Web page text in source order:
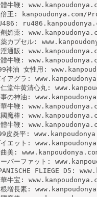
體牛鞭:
倍王: kanpoudonya.com/
劑媚薬:
薬カプセル:
淫通販:
體牛鞭:
神油 女性用:
イアグラ:
仁堂牛黄清心丸:
事の神油:
華牛鞭:
國魔棒:
體牛鞭:
皮炎平:
イエット:
曲美:
ーパーファット:
FLIEGE D5:
華牛宝:
根増長素: